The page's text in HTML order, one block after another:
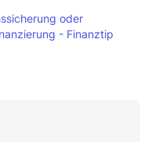
oder
- Finanztip